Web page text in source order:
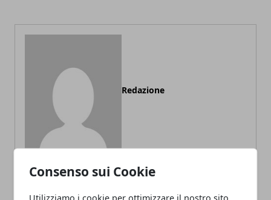
Consenso sui Cookie
Utilizziamo i cookie per ottimizzare il nostro sito
Redazione